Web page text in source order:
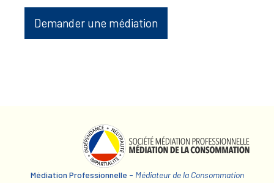
Demander une médiation
Médiation Professionnelle - Médiateur de la Consommation